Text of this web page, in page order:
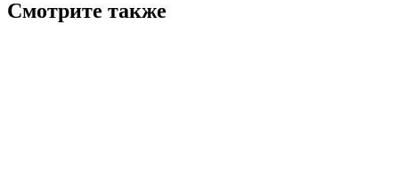
Смотрите также